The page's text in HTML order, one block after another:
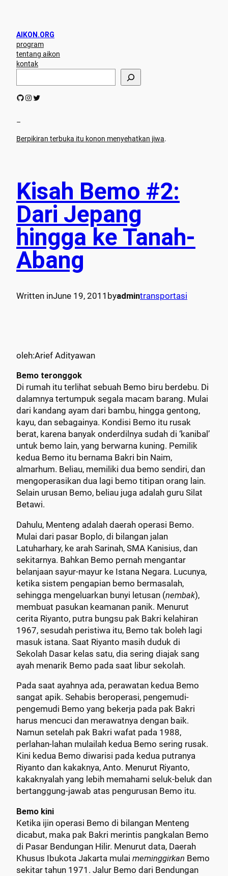
AIKON.ORG
program
tentang aikon
kontak
r
h
GitHub Instagram Twitter
–
Berpikiran terbuka itu konon menyehatkan jiwa.
Kisah Bemo #2:
Dari Jepang
hingga ke Tanah-
Abang
Written inJune 19, 2011 byadmintransportasi
oleh:Arief Adityawan
Bemo teronggok
Di rumah itu terlihat sebuah Bemo biru berdebu. Di
dalamnya tertumpuk segala macam barang. Mulai
dari kandang ayam dari bambu, hingga gentong,
kayu, dan sebagainya. Kondisi Bemo itu rusak
berat, karena banyak onderdilnya sudah di ‘kanibal’
untuk bemo lain, yang berwarna kuning. Pemilik
kedua Bemo itu bernama Bakri bin Naim,
almarhum. Beliau, memiliki dua bemo sendiri, dan
mengoperasikan dua lagi bemo titipan orang lain.
Selain urusan Bemo, beliau juga adalah guru Silat
Betawi.
Dahulu, Menteng adalah daerah operasi Bemo.
Mulai dari pasar Boplo, di bilangan jalan
Latuharhary, ke arah Sarinah, SMA Kanisius, dan
sekitarnya. Bahkan Bemo pernah mengantar
belanjaan sayur-mayur ke Istana Negara. Lucunya,
ketika sistem pengapian bemo bermasalah,
sehingga mengeluarkan bunyi letusan (nembak),
membuat pasukan keamanan panik. Menurut
cerita Riyanto, putra bungsu pak Bakri kelahiran
1967, sesudah peristiwa itu, Bemo tak boleh lagi
masuk istana. Saat Riyanto masih duduk di
Sekolah Dasar kelas satu, dia sering diajak sang
ayah menarik Bemo pada saat libur sekolah.
Pada saat ayahnya ada, perawatan kedua Bemo
sangat apik. Sehabis beroperasi, pengemudi-
pengemudi Bemo yang bekerja pada pak Bakri
harus mencuci dan merawatnya dengan baik.
Namun setelah pak Bakri wafat pada 1988,
perlahan-lahan mulailah kedua Bemo sering rusak.
Kini kedua Bemo diwarisi pada kedua putranya
Riyanto dan kakaknya, Anto. Menurut Riyanto,
kakaknyalah yang lebih memahami seluk-beluk dan
bertanggung-jawab atas pengurusan Bemo itu.
Bemo kini
Ketika ijin operasi Bemo di bilangan Menteng
dicabut, maka pak Bakri merintis pangkalan Bemo
di Pasar Bendungan Hilir. Menurut data, Daerah
Khusus Ibukota Jakarta mulai meminggirkan Bemo
sekitar tahun 1971. Jalur Bemo dari Bendungan